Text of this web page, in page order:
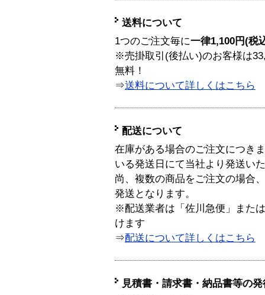
送料について
1つのご注文毎に一律1,100円(税
※売掛取引(後払い)のお客様は
無料！
⇒送料について詳しくはこちら
配送について
在庫がある場合のご注文につき
いる発送日にて当社より発送い
尚、複数の商品をご注文の場合
発送となります。
※配送業者は「佐川急便」また
けます
⇒配送について詳しくはこちら
見積書・請求書・納品書等の